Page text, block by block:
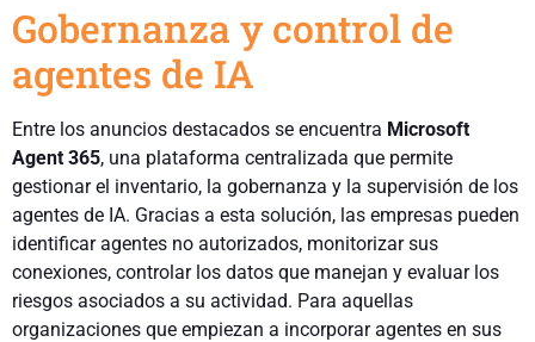
Gobernanza y control de
agentes de IA
Entre los anuncios destacados se encuentra Microsoft
Agent 365, una plataforma centralizada que permite
gestionar el inventario, la gobernanza y la supervisión de los
agentes de IA. Gracias a esta solución, las empresas pueden
identificar agentes no autorizados, monitorizar sus
conexiones, controlar los datos que manejan y evaluar los
riesgos asociados a su actividad. Para aquellas
organizaciones que empiezan a incorporar agentes en sus